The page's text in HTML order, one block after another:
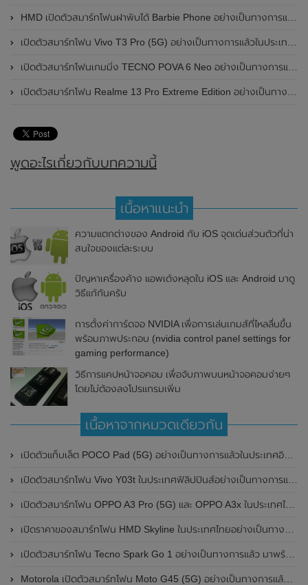
HMD เปิดตัวสมาร์ทโฟนฝาพับได้ Barbie Phone อย่างเป็นทางการแล้ว มาพร้อมธีมสีชมพูสดใส
เปิดตัวสมาร์ทโฟน Vivo T3 Pro (5G) อย่างเป็นทางการแล้วในประเทศอินเดีย
เปิดตัวสมาร์ทโฟนเกมมิ่ง TECNO POVA 6 Neo อย่างเป็นทางการแล้วในประเทศไทย ในราคา 8,499 บาท
เปิดตัวสมาร์ทโฟน Realme 13 Pro Extreme Edition อย่างเป็นทางการแล้วในประเทศจีน
พูดอะไรเกี่ยวกับบทความนี้
เนื้อหาแนะนำ
ความแตกต่างของ Android กับ iOS จุดเด่นส่วนตัวที่น่า
สนใจของแต่ละระบบ
ปัญหาเครื่องค้าง แอพเด้งหลุดใน iOS และ Android มาดู
วิธีแก้กันครับ
การตั้งค่าการ์ดจอ NVIDIA เพื่อการเล่นเกมส์ที่ไหลลื่นขึ้น
พร้อมภาพประกอบ (nvidia control panel settings for
gaming performance)
วิธีการแคปหน้าจอคอม เพื่อจับภาพบนหน้าจอคอมง่ายๆ
โดยไม่ต้องลงโปรแกรมเพิ่ม
เนื้อหาจากหมวดเดียวกัน
เปิดตัวแท็บเล็ต POCO Pad (5G) อย่างเป็นทางการแล้วในประเทศอินเดีย มาพร้อมชิปเซ็ต Snapdragon 7s Gen 2 ของ Qualcomm และรองรับเครือข่าย 5G
เปิดตัวสมาร์ทโฟน Vivo Y03t ในประเทศฟิลิปปินส์อย่างเป็นทางการแล้ว มาพร้อมชิปเซ็ต Unisoc T612 , กล้องหลัง ความละเอียด 13MP , แบตเตอรี่ 5,000mAh และหน้าจอแสดงผล LCD / 90Hz
เปิดตัวสมาร์ทโฟน OPPO A3 Pro (5G) และ OPPO A3x ในประเทศไทยอย่างเป็นทางการแล้ว ในราคาเริ่มต้นเพียง 3,999 บาท
เปิดราคาของสมาร์ทโฟน HMD Skyline ในประเทศไทยอย่างเป็นทางการแล้ว ราคา 14,990 บาท
เปิดตัวสมาร์ทโฟน Tecno Spark Go 1 อย่างเป็นทางการแล้ว มาพร้อมหน้าจอแสดงผล LCD / 120Hz , แบตเตอรี่ 5,000mAh และใช้ชิปเซ็ต Unisoc
Motorola เปิดตัวสมาร์ทโฟน Moto G45 (5G) อย่างเป็นทางการแล้วในอินเดีย